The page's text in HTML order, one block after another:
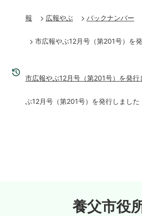
報 広報やぶ バックナンバー
市広報やぶ12月号（第201号）を
市広報やぶ12月号（第201号）を発行
ぶ12月号（第201号）を発行しました
養父市役